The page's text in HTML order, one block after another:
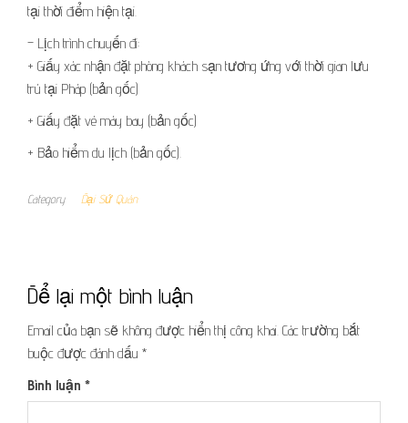
tại thời điểm hiện tại.
– Lịch trình chuyến đi:
+ Giấy xác nhận đặt phòng khách sạn tương ứng với thời gian lưu
trú tại Pháp (bản gốc)
+ Giấy đặt vé máy bay (bản gốc)
+ Bảo hiểm du lịch (bản gốc).
Category Đại Sứ Quán
Để lại một bình luận
Email của bạn sẽ không được hiển thị công khai. Các trường bắt
buộc được đánh dấu *
Bình luận *